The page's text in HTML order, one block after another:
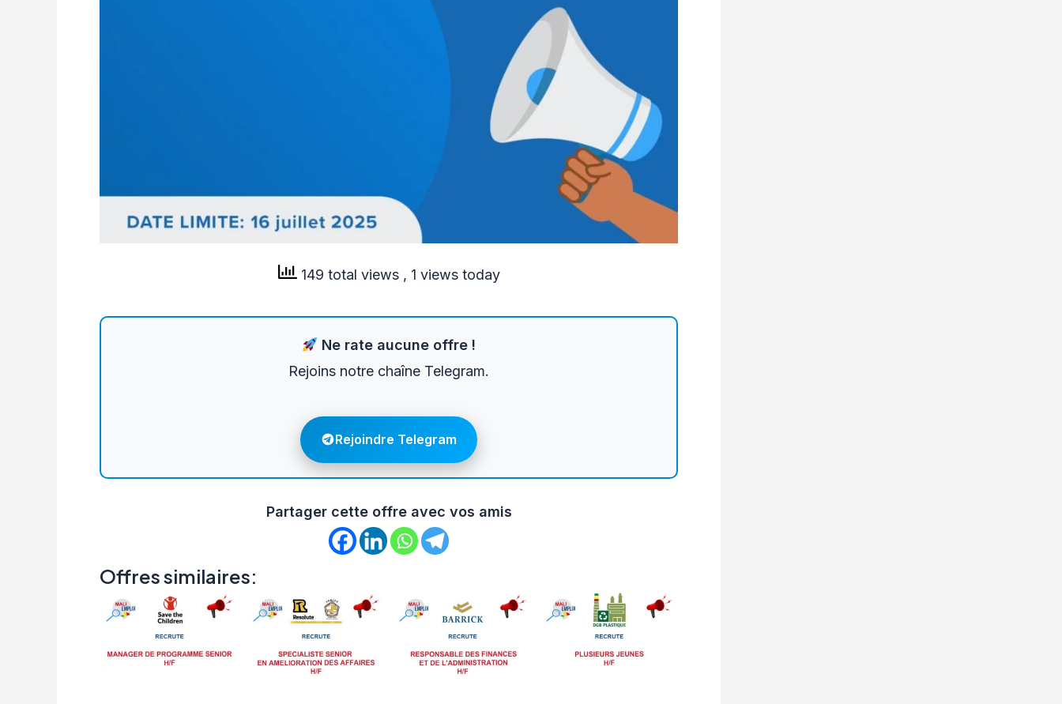
149 total views , 1 views today
Ne rate aucune offre !
Rejoins notre chaîne Telegram.
Rejoindre Telegram
Partager cette offre avec vos amis
Offres similaires: